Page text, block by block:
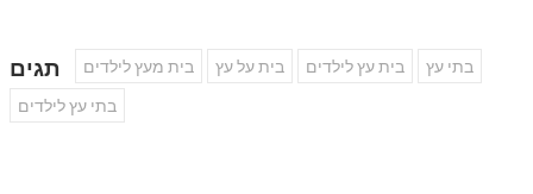
תגים בית מעץ לילדים בית על עץ בית עץ לילדים
בתי עץ
בתי עץ לילדים